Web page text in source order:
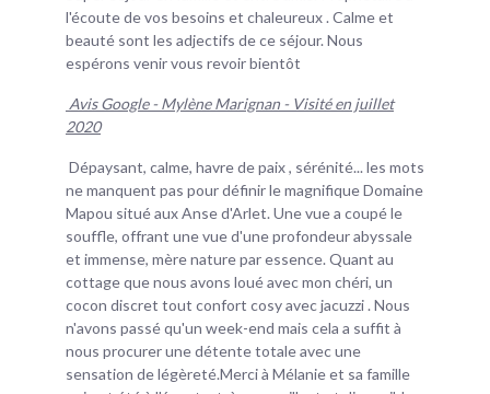
l'écoute de vos besoins et chaleureux . Calme et
beauté sont les adjectifs de ce séjour. Nous
espérons venir vous revoir bientôt
Avis Google - Mylène Marignan - Visité en juillet
2020
Dépaysant, calme, havre de paix , sérénité... les mots
ne manquent pas pour définir le magnifique Domaine
Mapou situé aux Anse d'Arlet. Une vue a coupé le
souffle, offrant une vue d'une profondeur abyssale
et immense, mère nature par essence. Quant au
cottage que nous avons loué avec mon chéri, un
cocon discret tout confort cosy avec jacuzzi . Nous
n'avons passé qu'un week-end mais cela a suffit à
nous procurer une détente totale avec une
sensation de légèreté.Merci à Mélanie et sa famille